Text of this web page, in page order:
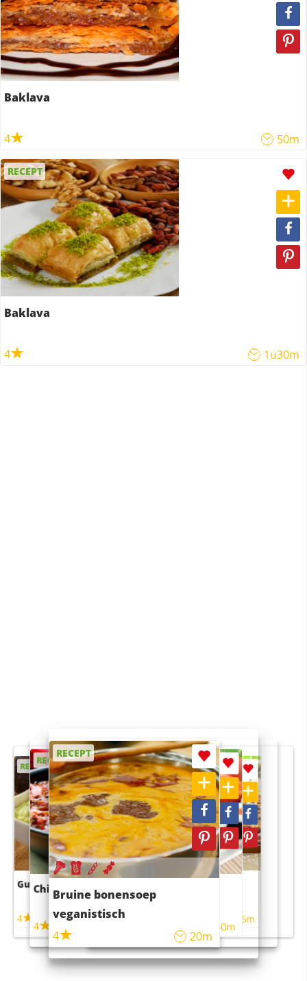
Baklava
4 50m
RECEPT
Baklava
4 1u30m
RECEPT
Guacamole
4
RECEPT
Chili con carne
4 45m
RECEPT
Bruine bonensoep
veganistisch
4
20m
RECEPT
Sushi rijstsalade
maaltijdsalade
40m
RECEPT
4 55m